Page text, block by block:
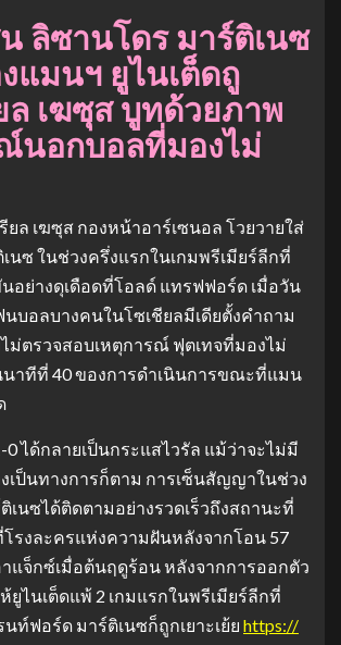
ลิซานโดร มาร์ติเนซ
แมนฯ ยูไนเต็ดถู
ล เฆซุส บูทด้วยภาพ
นอกบอลที่มองไม่
ยล เฆซุส กองหน้าอาร์เซนอล โวยวายใส่
นซ ในช่วงครึ่งแรกในเกมพรีเมียร์ลีกที่
อย่างดุเดือดที่โอลด์ แทรฟฟอร์ด เมื่อวัน
บอลบางคนในโซเชียลมีเดียตั้งคำถาม
ไม่ตรวจสอบเหตุการณ์ ฟุตเทจที่มองไม่
นาทีที่ 40 ของการดำเนินการขณะที่แมน
ได้กลายเป็นกระแสไวรัล แม้ว่าจะไม่มี
เป็นทางการก็ตาม การเซ็นสัญญาในช่วง
เนซได้ติดตามอย่างรวดเร็วถึงสถานะที่
รงละครแห่งความฝันหลังจากโอน 57
แจ็กซ์เมื่อต้นฤดูร้อน หลังจากการออกตัว
ไนเต็ดแพ้ 2 เกมแรกในพรีเมียร์ลีกที่
ท์ฟอร์ด มาร์ติเนซก็ถูกเยาะเย้ย https://